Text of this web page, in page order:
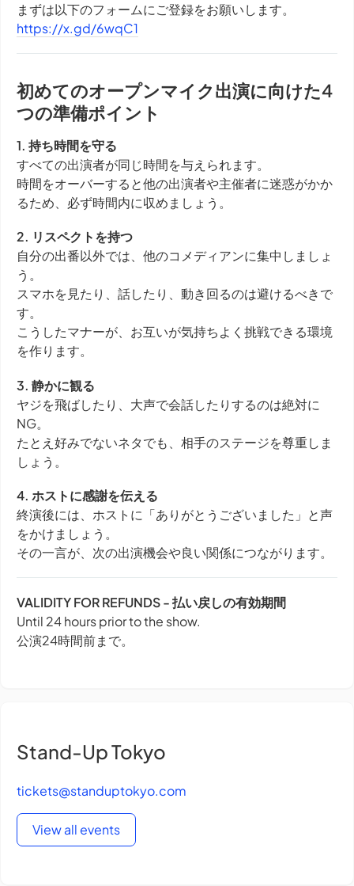
まずは以下のフォームにご登録をお願いします。
https://x.gd/6wqC1
初めてのオープンマイク出演に向けた4
つの準備ポイント
1. 持ち時間を守る
すべての出演者が同じ時間を与えられます。
時間をオーバーすると他の出演者や主催者に迷惑がかか
るため、必ず時間内に収めましょう。
2. リスペクトを持つ
自分の出番以外では、他のコメディアンに集中しましょ
う。
スマホを見たり、話したり、動き回るのは避けるべきで
す。
こうしたマナーが、お互いが気持ちよく挑戦できる環境
を作ります。
3. 静かに観る
ヤジを飛ばしたり、大声で会話したりするのは絶対に
NG。
たとえ好みでないネタでも、相手のステージを尊重しま
しょう。
4. ホストに感謝を伝える
終演後には、ホストに「ありがとうございました」と声
をかけましょう。
その一言が、次の出演機会や良い関係につながります。
VALIDITY FOR REFUNDS - 払い戻しの有効期間
Until 24 hours prior to the show.
公演24時間前まで。
Stand-Up Tokyo
tickets@standuptokyo.com
View all events